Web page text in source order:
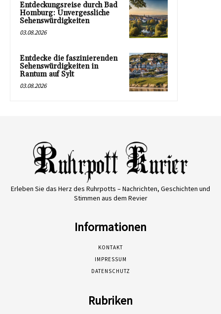
Entdeckungsreise durch Bad
Homburg: Unvergessliche
Sehenswürdigkeiten
03.08.2026
Entdecke die faszinierenden
Sehenswürdigkeiten in
Rantum auf Sylt
03.08.2026
Erleben Sie das Herz des Ruhrpotts – Nachrichten, Geschichten und
Stimmen aus dem Revier
Informationen
KONTAKT
IMPRESSUM
DATENSCHUTZ
Rubriken